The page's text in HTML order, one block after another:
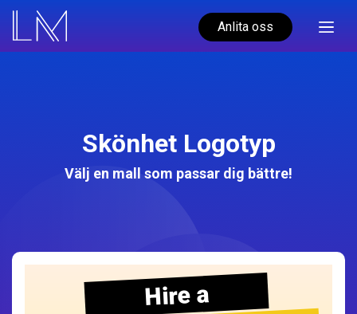
Anlita oss
Skönhet Logotyp
Välj en mall som passar dig bättre!
Hire a